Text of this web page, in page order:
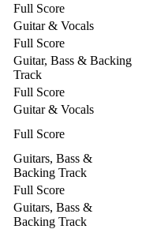
Full Score
Guitar & Vocals
Full Score
Guitar, Bass & Backing
Track
Full Score
Guitar & Vocals
Full Score
Guitars, Bass &
Backing Track
Full Score
Guitars, Bass &
Backing Track